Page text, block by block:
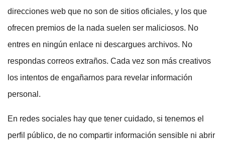
direcciones web que no son de sitios oficiales, y los que
ofrecen premios de la nada suelen ser maliciosos. No
entres en ningún enlace ni descargues archivos. No
respondas correos extraños. Cada vez son más creativos
los intentos de engañarnos para revelar información
personal.
En redes sociales hay que tener cuidado, si tenemos el
perfil público, de no compartir información sensible ni abrir